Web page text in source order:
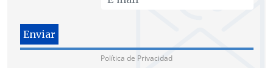
Política de Privacidad